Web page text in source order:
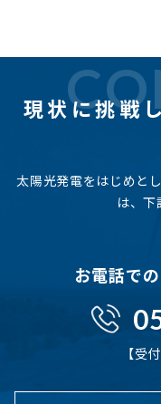
現状に挑戦
太陽光発電をはじめと
は、下
お電話で
【受